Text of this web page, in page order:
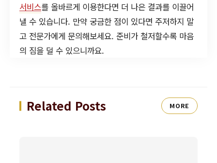
서비스를 올바르게 이용한다면 더 나은 결과를 이끌어
낼 수 있습니다. 만약 궁금한 점이 있다면 주저하지 말
고 전문가에게 문의해보세요. 준비가 철저할수록 마음
의 짐을 덜 수 있으니까요.
Related Posts MORE